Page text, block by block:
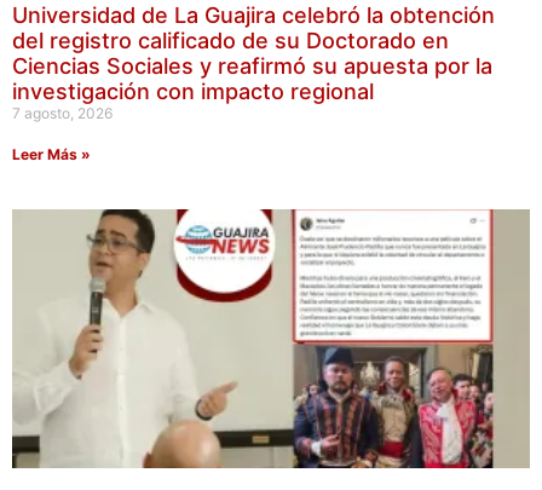
Universidad de La Guajira celebró la obtención
del registro calificado de su Doctorado en
Ciencias Sociales y reafirmó su apuesta por la
investigación con impacto regional
7 agosto, 2026
Leer Más »